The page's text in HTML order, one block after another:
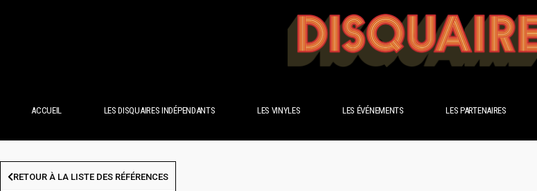
ACCUEIL LES DISQUAIRES INDÉPENDANTS LES VINYLES LES ÉVÉNEMENTS LES PARTENAIRES
RETOUR À LA LISTE DES RÉFÉRENCES